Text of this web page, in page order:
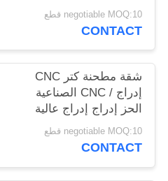
negotiable MOQ:10 قطع
CONTACT
شقة مطحنة كتر CNC
إدراج / CNC الصناعية
الحز إدراج إدراج عالية
الدقة
negotiable MOQ:10 قطع
CONTACT